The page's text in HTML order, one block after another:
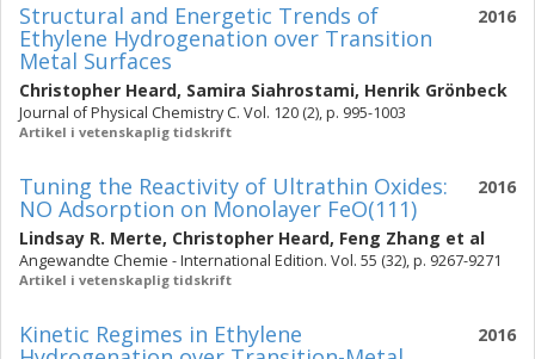
2016
Structural and Energetic Trends of
Ethylene Hydrogenation over Transition
Metal Surfaces
Christopher Heard, Samira Siahrostami, Henrik Grönbeck
Journal of Physical Chemistry C. Vol. 120 (2), p. 995-1003
Artikel i vetenskaplig tidskrift
2016
Tuning the Reactivity of Ultrathin Oxides:
NO Adsorption on Monolayer FeO(111)
Lindsay R. Merte, Christopher Heard, Feng Zhang et al
Angewandte Chemie - International Edition. Vol. 55 (32), p. 9267-9271
Artikel i vetenskaplig tidskrift
2016
Kinetic Regimes in Ethylene